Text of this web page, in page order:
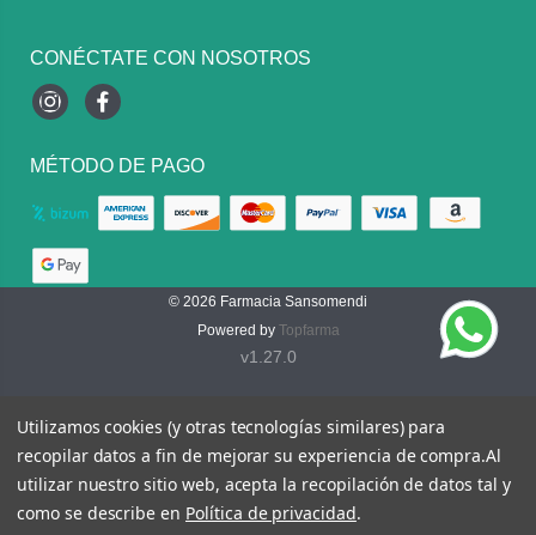
CONÉCTATE CON NOSOTROS
InstagramFacebook
MÉTODO DE PAGO
© 2026 Farmacia Sansomendi
Powered by Topfarma
v1.27.0
Utilizamos cookies (y otras tecnologías similares) para
recopilar datos a fin de mejorar su experiencia de compra.Al
utilizar nuestro sitio web, acepta la recopilación de datos tal y
como se describe en Política de privacidad.